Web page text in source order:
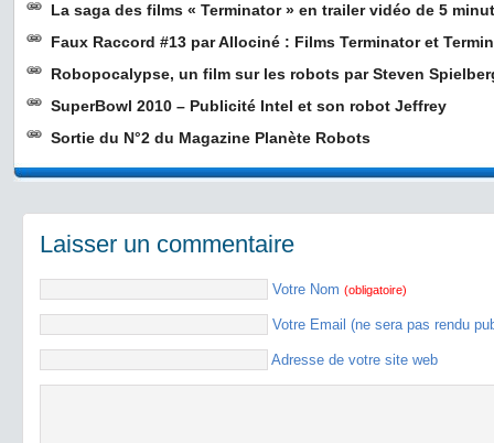
La saga des films « Terminator » en trailer vidéo de 5
Faux Raccord #13 par Allociné : Films Terminator et
Robopocalypse, un film sur les robots par Steven
SuperBowl 2010 – Publicité Intel et son robot Jeffrey
Sortie du N°2 du Magazine Planète Robots
Laisser un commentaire
Votre Nom (obligatoire)
Votre Email (ne sera pas rendu
Adresse de votre site web